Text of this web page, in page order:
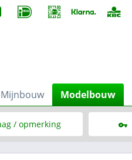
Mijnbouw Modelbouw
/ opmerking